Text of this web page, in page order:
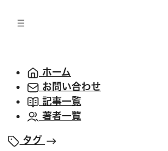
ホーム
お問い合わせ
記事一覧
著者一覧
タグ